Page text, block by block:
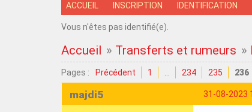
ACCUEIL INSCRIPTION IDENTIFICATION
Vous n'êtes pas identifié(e).
Accueil » Transferts et rumeurs »
Pages : Précédent 1 234 235 236
31-08-2023
majdi5